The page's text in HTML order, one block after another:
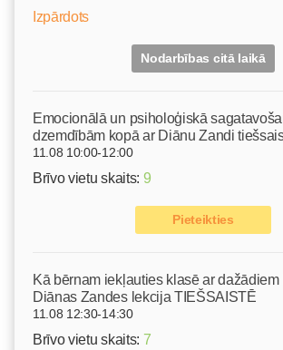
Izpārdots
Nodarbības citā laikā
Emocionālā un psiholoģiskā
dzemdībām kopā ar Diānu Zandi
11.08 10:00-12:00
Brīvo vietu skaits: 9
Pieteikties
Kā bērnam iekļauties klasē ar
Diānas Zandes lekcija TIEŠSAISTĒ
11.08 12:30-14:30
Brīvo vietu skaits: 7